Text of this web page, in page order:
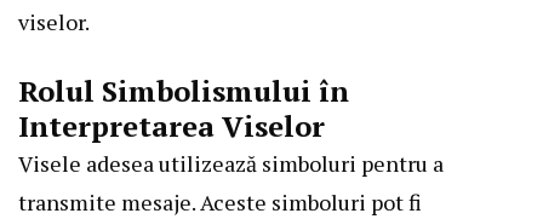
viselor.
Rolul Simbolismului în
Interpretarea Viselor
Visele adesea utilizează simboluri pentru a
transmite mesaje. Aceste simboluri pot fi